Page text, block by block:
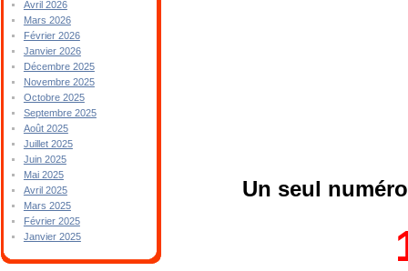
Avril 2026
Mars 2026
Février 2026
Janvier 2026
Décembre 2025
Novembre 2025
Octobre 2025
Septembre 2025
Août 2025
Juillet 2025
Juin 2025
Mai 2025
Avril 2025
Mars 2025
Février 2025
Janvier 2025
Un seul